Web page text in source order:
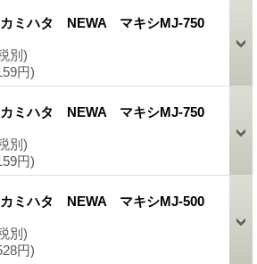
カミハタ NEWA マキシMJ-750
別)
円)
カミハタ NEWA マキシMJ-750
別)
円)
カミハタ NEWA マキシMJ-500
別)
円)